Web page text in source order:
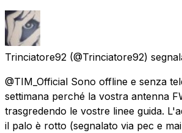
Trinciatore92 (@Trinciatore92)
@TIM_Official Sono offline e senza
settimana perché la vostra antenna
trasgredendo le vostre linee guida.
il palo è rotto (segnalato via pec e